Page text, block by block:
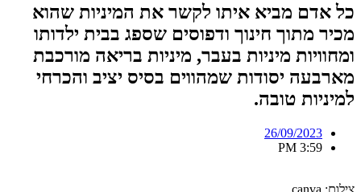
כל אדם מביא איתו לקשר את המיניות שהוא
מכיר מתוך חינוך ודפוסים שספג בבית ילדותו
ומחוויות מיניות בעבר, מיניות בריאה מורכבת
מארבעה יסודות שמהווים בסיס יציב והכרחי
למיניות טובה.
26/09/2023
3:59 PM
צילום: canva